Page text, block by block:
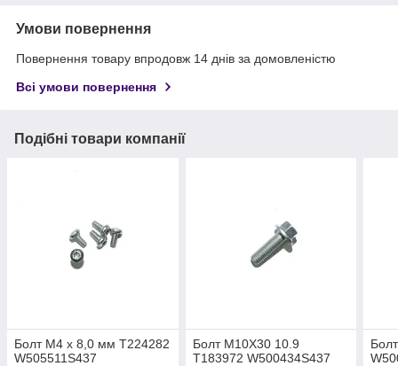
Умови повернення
Повернення товару впродовж 14 днів за домовленістю
Всі умови повернення
Подібні товари компанії
Болт М4 х 8,0 мм T224282
W505511S437
Болт M10X30 10.9
T183972 W500434S437